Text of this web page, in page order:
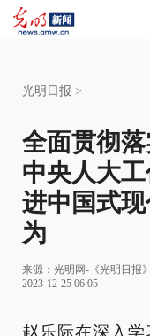
光明日报 >
全面贯彻
中央人大
进中国式
为
来源： 光明网-《光明日报》
2023-12-25 06:05
赵乐际在深入